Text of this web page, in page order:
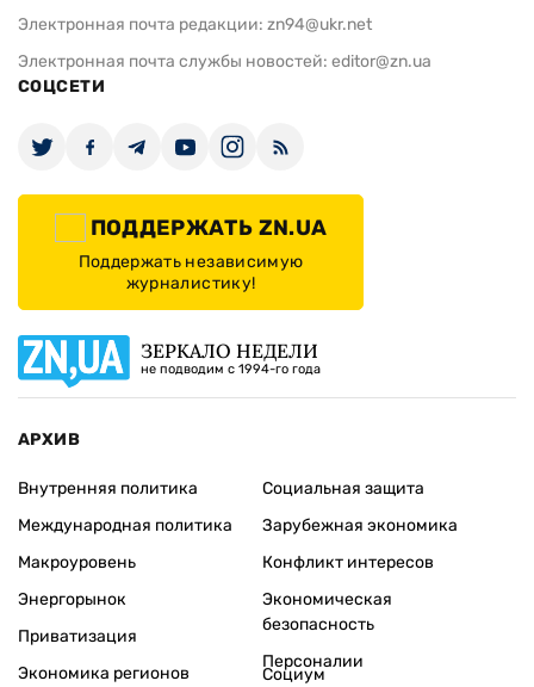
Электронная почта редакции: zn94@ukr.net
Электронная почта службы новостей: editor@zn.ua
СОЦСЕТИ
ПОДДЕРЖАТЬ ZN.UA
Поддержать независимую
журналистику!
ЗЕРКАЛО НЕДЕЛИ
не подводим с 1994-го года
АРХИВ
Внутренняя политика
Международная политика
Макроуровень
Энергорынок
Приватизация
Экономика регионов
Социальная защита
Зарубежная экономика
Конфликт интересов
Экономическая
безопасность
Персоналии
Социум